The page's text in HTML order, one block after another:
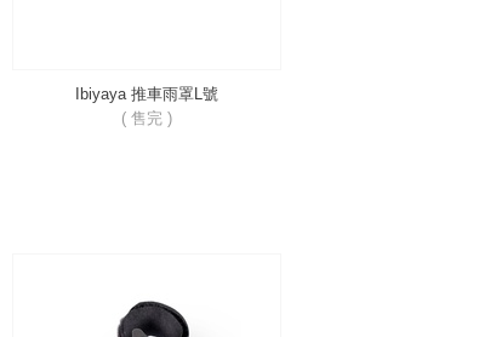
Ibiyaya 推車雨罩L號
( 售完 )